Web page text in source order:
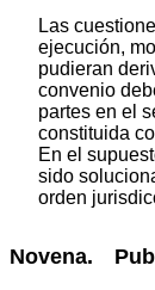
Las
ejecución,
pudieran
convenio
partes en el
constituida
En el
sido
orden
Novena.